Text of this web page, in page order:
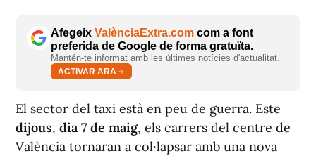
Afegeix ValènciaExtra.com com a font
preferida de Google de forma gratuïta.
Mantén-te informat amb les últimes notícies d'actualitat.
ACTIVAR ARA
El sector del taxi està en peu de guerra. Este
dijous, dia 7 de maig, els carrers del centre de
València tornaran a col·lapsar amb una nova